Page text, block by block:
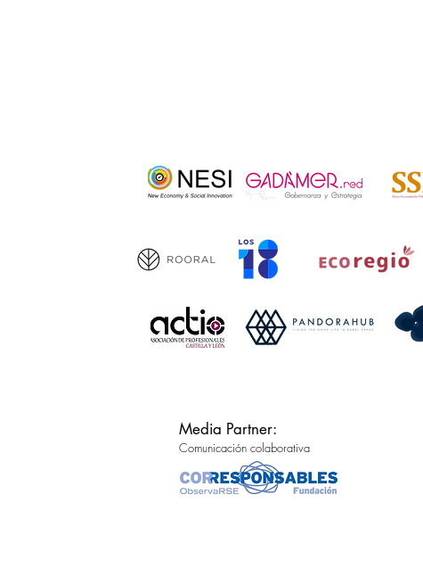
Media Partner:
Comunicación colaborativa